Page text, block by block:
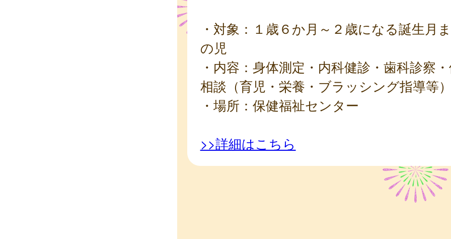
・対象：１歳６か月～２歳になる誕生月
の児
・内容：身体測定・内科健診・歯科診察
相談（育児・栄養・ブラッシング指導等）
・場所：保健福祉センター
>>詳細はこちら